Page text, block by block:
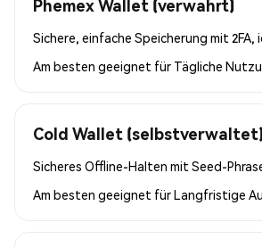
Phemex Wallet (verwahrt)
Sichere, einfache Speicherung mit 2FA,
Am besten geeignet für Tägliche
Cold Wallet
Sicheres Offline-Halten mit Seed-
Am besten geeignet fürLangfristige